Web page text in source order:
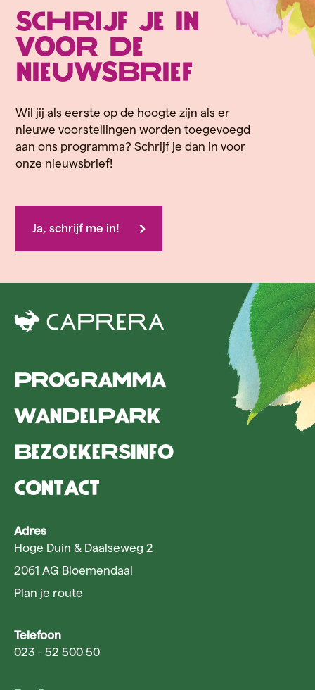
Schrijf je in
voor de
nieuwsbrief
Wil jij als eerste op de hoogte zijn als er
nieuwe voorstellingen worden toegevoegd
aan ons programma? Schrijf je dan in voor
onze nieuwsbrief!
Ja, schrijf me in!
Programma
Wandelpark
Bezoekersinfo
Contact
Adres
Hoge Duin & Daalseweg 2
2061 AG Bloemendaal
Plan je route
Telefoon
023 - 52 500 50